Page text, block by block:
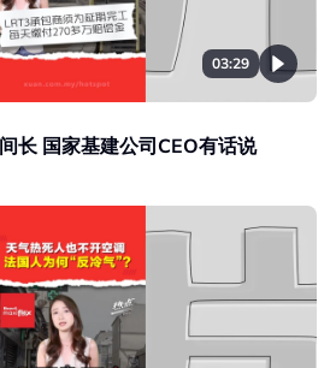
03:29
长 国家基建公司CEO有话说